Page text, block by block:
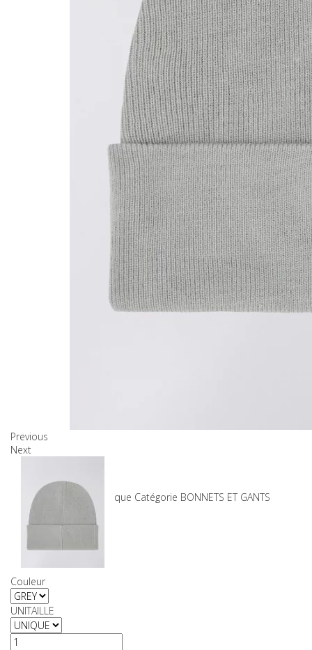
Previous
Next
Produits associés
7-26261_GREY_Unique Catégorie BONNETS ET GANTS
30,00 €
Couleurs:
Couleur
UNITAILLE